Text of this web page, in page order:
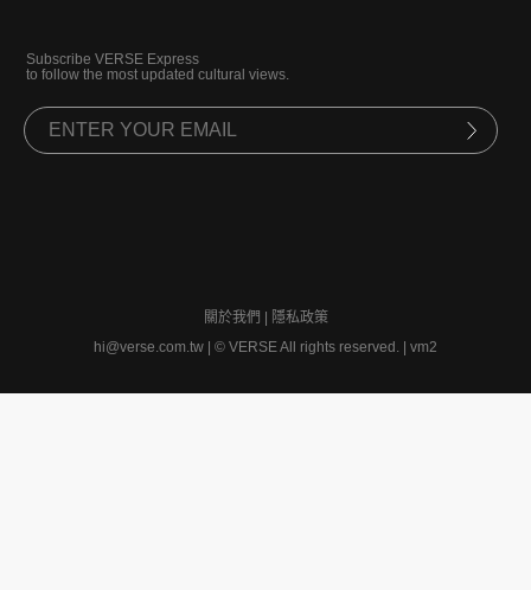
Subscribe VERSE Express
to follow the most updated cultural views.
關於我們 | 隱私政策
hi@verse.com.tw | © VERSE All rights reserved. | vm2